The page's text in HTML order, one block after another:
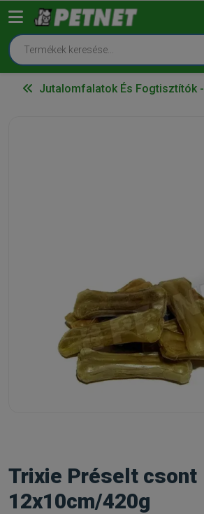
Jutalomfalatok És Fogtisztítók
Trixie Préselt csont
12x10cm/420g